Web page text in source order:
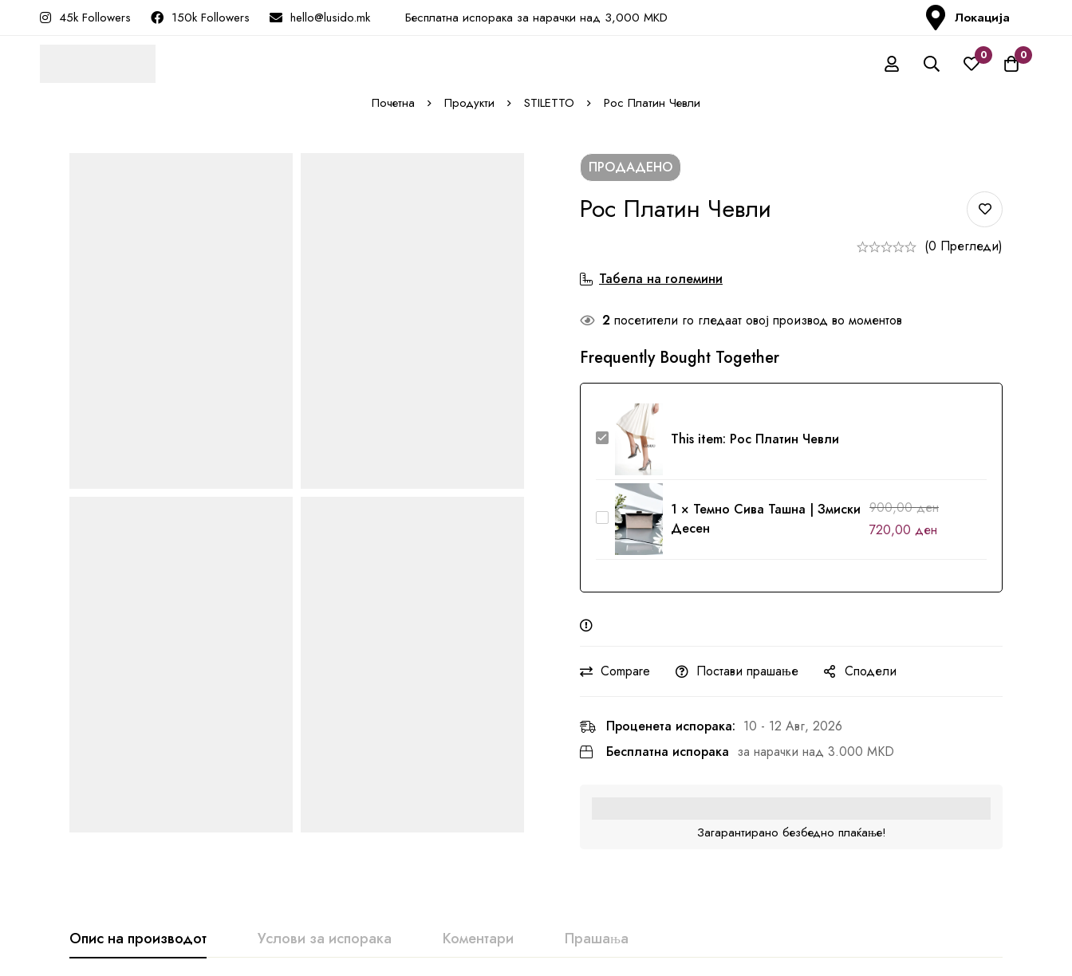
45k Followers 150k Followers hello@lusido.mk Бесплатна испорака за нарачки над 3,000 MKD Локација
0 0
Почетна Продукти STILETTO Рос Платин Чевли
ПРОДАДЕНО
Рос Платин Чевли
(0 Прегледи)
Табела на големини
2 посетители го гледаат овој производ во моментов
Frequently Bought Together
Рос
Платин
Чевли
This item: Рос Платин Чевли
Темно
Сива
1 × Темно Сива Ташна | Змиски
Десен
900,00ден
720,00ден
Compare Постави прашање Сподели
Проценета испорака: 10 - 12 Авг, 2026
Бесплатна испорака за нарачки над 3.000 MKD
Загарантирано безбедно плаќање!
Опис на производот Услови за испорака Коментари Прашања